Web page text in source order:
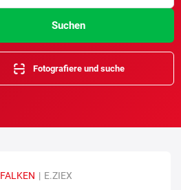
Suchen
Fotografiere und suche
FALKEN | E.ZIEX